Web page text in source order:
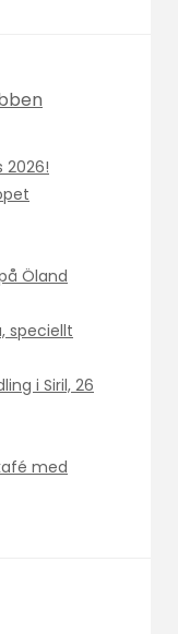
2026!
Öland
speciellt
i Siril, 26
med